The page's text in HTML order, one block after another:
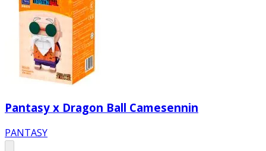
Pantasy x Dragon Ball Camesennin
PANTASY